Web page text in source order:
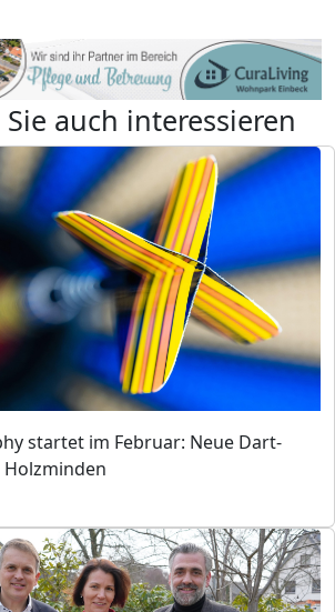
auch interessieren
startet im Februar: Neue Dart-